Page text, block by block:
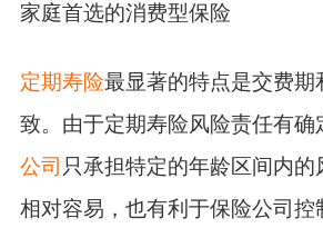
家庭首选的消费型保险
定期寿险最显著的特点是交费期
致。由于定期寿险风险责任有确
公司 只承担特定的年龄区间内
相对容易，也有利于保险公司控